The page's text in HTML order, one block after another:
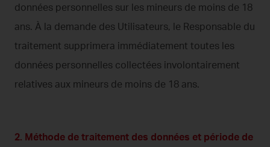
données personnelles sur les mineurs de moins de 18
ans. À la demande des Utilisateurs, le Responsable du
traitement supprimera immédiatement toutes les
données personnelles collectées involontairement
relatives aux mineurs de moins de 18 ans.
2. Méthode de traitement des données et période de